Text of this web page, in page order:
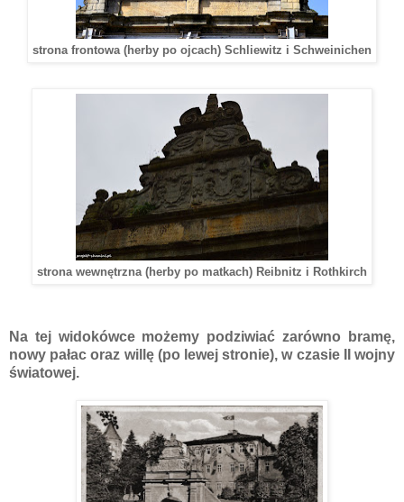
strona frontowa (herby po ojcach) Schliewitz i Schweinichen
strona wewnętrzna (herby po matkach) Reibnitz i Rothkirch
Na tej widokówce możemy podziwiać zarówno bramę,
nowy pałac oraz willę (po lewej stronie), w czasie II wojny
światowej.